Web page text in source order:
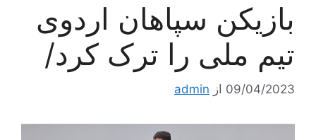
بازیکن سپاهان اردوی
تیم ملی را ترک کرد/
09/04/2023 از admin